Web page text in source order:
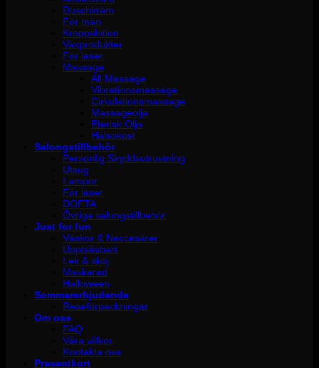
Duschkräm
För män
Kroppslotion
Vaxprodukter
För laser
Massage
All Massage
Vibrationsmassage
Cirkulationsmassage
Massageolja
Eterisk Olja
Hälsokost
Salongstillbehör
Personlig Skyddsutrustning
Utsug
Lampor
För laser
DOFTA
Övriga salongstillbehör
Just for fun
Väskor & Neccesärer
Uppblåsbart
Lek & skoj
Maskerad
Halloween
Sommarerbjudande
Reseförpackningar
Om oss
FAQ
Våra villkor
Kontakta oss
Presentkort